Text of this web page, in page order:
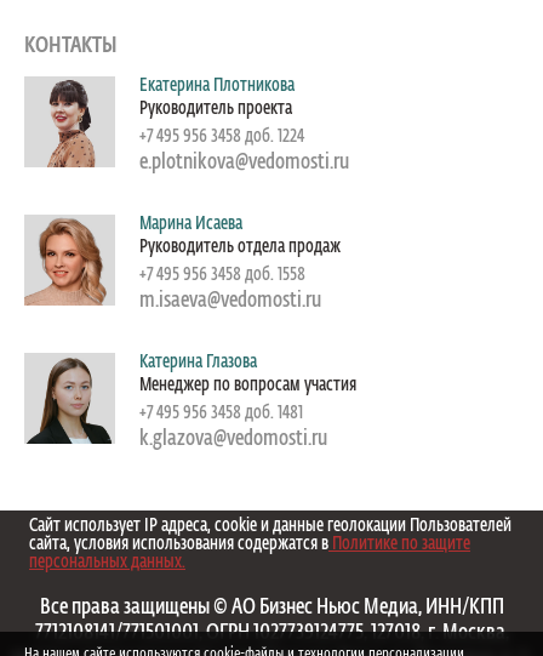
КОНТАКТЫ
Екатерина Плотникова
Руководитель проекта
+7 495 956 3458 доб. 1224
e.plotnikova@vedomosti.ru
Марина Исаева
Руководитель отдела продаж
+7 495 956 3458 доб. 1558
m.isaeva@vedomosti.ru
Катерина Глазова
Менеджер по вопросам участия
+7 495 956 3458 доб. 1481
k.glazova@vedomosti.ru
Сайт использует IP адреса, cookie и данные геолокации Пользователей
сайта, условия использования содержатся в Политике по защите
персональных данных.
Все права защищены © АО Бизнес Ньюс Медиа, ИНН/КПП
7712108141/771501001, ОГРН 1027739124775, 127018, г. Москва,